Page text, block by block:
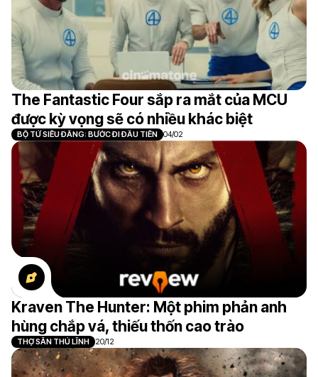
The Fantastic Four sắp ra mắt của MCU
được kỳ vọng sẽ có nhiều khác biệt
BỘ TỨ SIÊU ĐẲNG: BƯỚC ĐI ĐẦU TIÊN 04/02
Kraven The Hunter: Một phim phản anh
hùng chắp vá, thiếu thốn cao trào
THỢ SĂN THỦ LĨNH 20/12